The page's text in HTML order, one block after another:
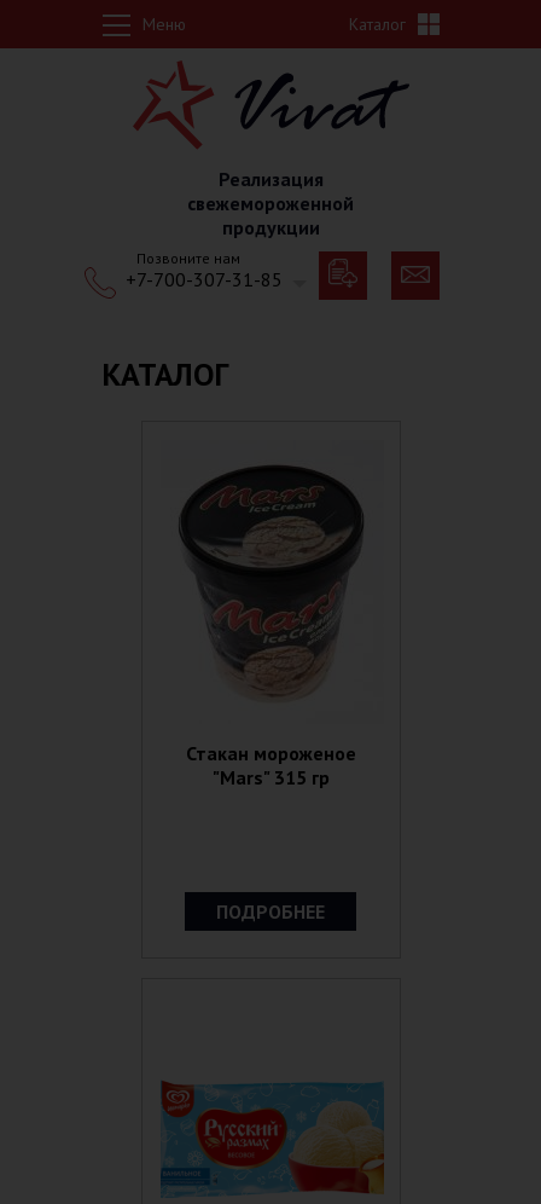
Перейти к основному содержанию
Меню Каталог
Реализация
свежемороженной
продукции
Позвоните нам
+7-700-307-31-85
КАТАЛОГ
Стакан мороженое
"Mars" 315 гр
ПОДРОБНЕЕ